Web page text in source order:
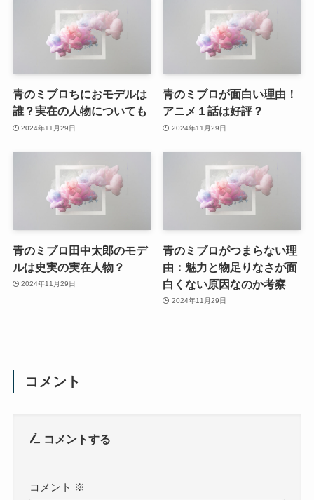
青のミブロちにおモデルは
誰？実在の人物についても
2024年11月29日
青のミブロが面白い理由！
アニメ１話は好評？
2024年11月29日
青のミブロ田中太郎のモデ
ルは史実の実在人物？
2024年11月29日
青のミブロがつまらない理
由：魅力と物足りなさが面
白くない原因なのか考察
2024年11月29日
コメント
コメントする
コメント ※